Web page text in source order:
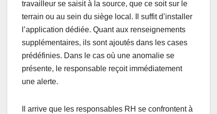
travailleur se saisit à la source, que ce soit sur le
terrain ou au sein du siège local. Il suffit d’installer
l’application dédiée. Quant aux renseignements
supplémentaires, ils sont ajoutés dans les cases
prédéfinies. Dans le cas où une anomalie se
présente, le responsable reçoit immédiatement
une alerte.
Il arrive que les responsables RH se confrontent à